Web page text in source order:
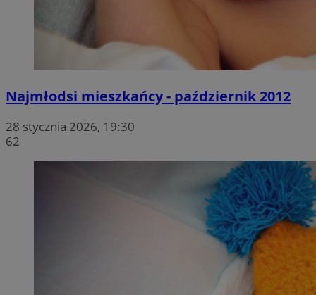
Najmłodsi mieszkańcy - październik 2012
28 stycznia 2026, 19:30
62